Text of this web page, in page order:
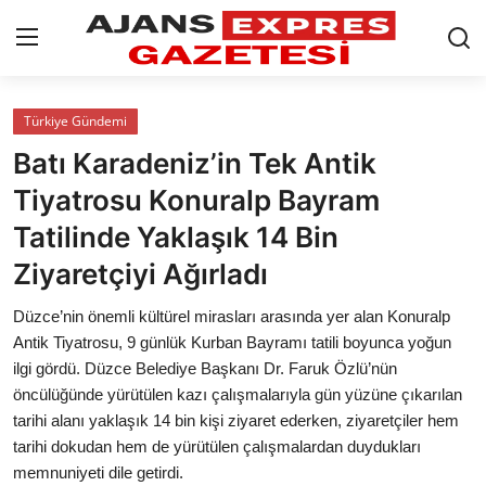
GİRİŞ YAP
AnaSayfa
Eskişehir Siyaset
Siyaset
Türkiye Gündemi
Yerel
Siber Güvenlik
Eğitim
Türkiye Gündemi
Batı Karadeniz’in Tek Antik
Tiyatrosu Konuralp Bayram
Tatilinde Yaklaşık 14 Bin
Ziyaretçiyi Ağırladı
Düzce’nin önemli kültürel mirasları arasında yer alan Konuralp
Antik Tiyatrosu, 9 günlük Kurban Bayramı tatili boyunca yoğun
ilgi gördü. Düzce Belediye Başkanı Dr. Faruk Özlü’nün
öncülüğünde yürütülen kazı çalışmalarıyla gün yüzüne çıkarılan
tarihi alanı yaklaşık 14 bin kişi ziyaret ederken, ziyaretçiler hem
tarihi dokudan hem de yürütülen çalışmalardan duydukları
memnuniyeti dile getirdi.